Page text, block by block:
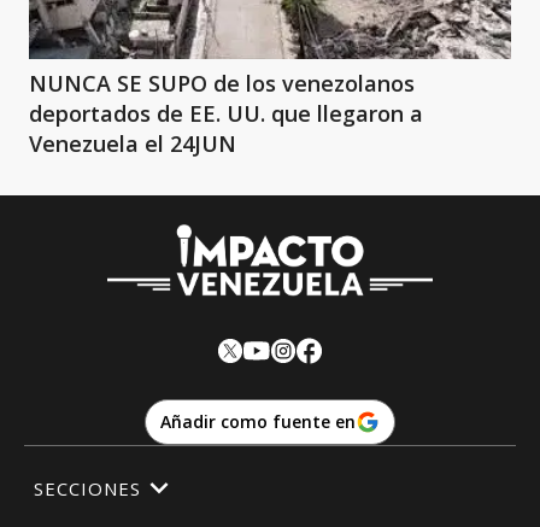
NUNCA SE SUPO de los venezolanos
deportados de EE. UU. que llegaron a
Venezuela el 24JUN
Añadir como fuente en
SECCIONES